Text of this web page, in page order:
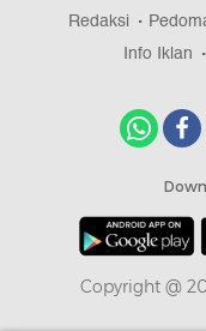
Redaksi
Info Iklan
Copyright @